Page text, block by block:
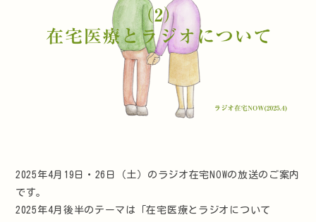
2025年4月19日・26日（土）のラジオ在宅NOWの放送のご案内
です。
2025年4月後半のテーマは「在宅医療とラジオについて